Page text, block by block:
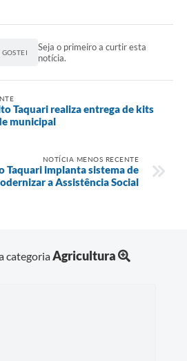
Seja o primeiro a curtir esta
notícia.
Taquari realiza entrega de kits
municipal
NOTÍCIA MENOS RECENTE
Taquari implanta sistema de
a Assistência Social
categoriaAgricultura